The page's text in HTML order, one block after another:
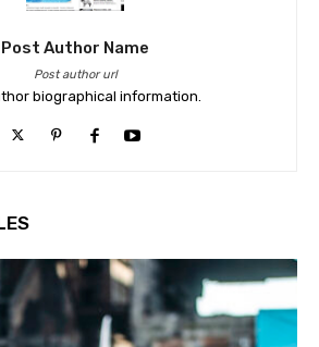
Post Author Name
Post author url
biographical information.